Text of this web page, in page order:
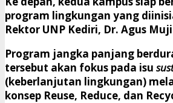
program lingkungan yang
Rektor UNP Kediri, Dr. Agus
​Program jangka panjang
tersebut akan fokus pada isu
(keberlanjutan lingkungan)
konsep Reuse, Reduce, dan